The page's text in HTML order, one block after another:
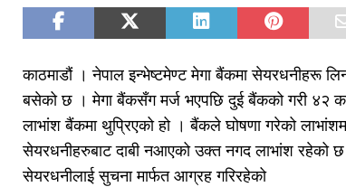
काठमाडौं । नेपाल इन्भेष्टमेण्ट मेगा बैंकमा सेयरधनीहरू
बसेको छ । मेगा बैंकसँग मर्ज भएपछि दुई बैंकको गरी ४२
लाभांश बैंकमा थुप्रिएको हो । बैंकले घोषणा गरेको
सेयरधनीहरुबाट दाबी नआएको उक्त नगद लाभांश
सेयरधनीलाई सुचना मार्फत आग्रह गरिरहेको